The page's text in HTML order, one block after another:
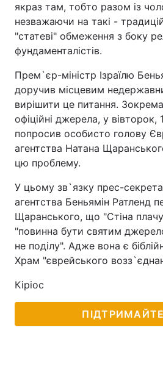
якраз там, тобто разом із
незважаючи на такі -
"статеві" обмеження з боку
фундаменталістів.
Прем`єр-міністр Ізраїлю
доручив місцевим
вирішити це питання.
офіційні джерела, у вівторок,
попросив особисто голову
агентства Натана
цю проблему.
У цьому зв`язку прес-
агентства Беньямін Ратленд
Щаранського, що "Стіна
"повинна бути святим
не поділу". Адже вона є
Храм "єврейського
Кіріос